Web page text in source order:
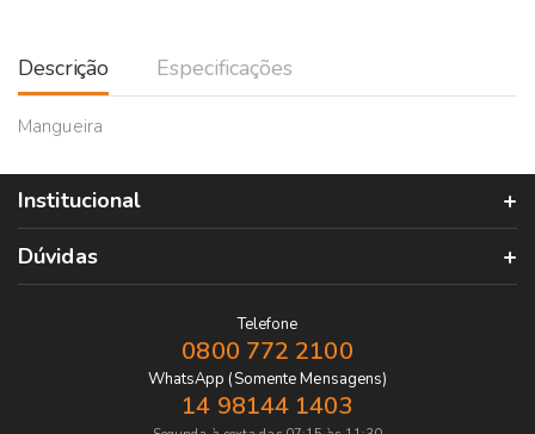
Descrição Especificações
Mangueira
Institucional
Dúvidas
Telefone
0800 772 2100
WhatsApp (Somente Mensagens)
14 98144 1403